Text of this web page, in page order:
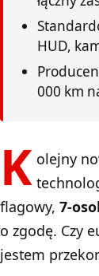
HUD,
000 km
K olejny
flagowy, 7-
o zgodę. Czy
jestem